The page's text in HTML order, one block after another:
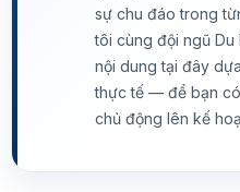
sự chu đáo trong
tôi cùng đội ngũ Du
nội dung tại đây
thực tế — để bạn
chủ động lên kế